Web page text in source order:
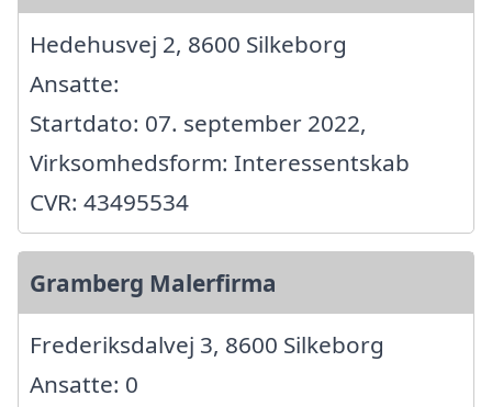
Hedehusvej 2, 8600 Silkeborg
Ansatte:
Startdato: 07. september 2022,
Virksomhedsform: Interessentskab
CVR: 43495534
Gramberg Malerfirma
Frederiksdalvej 3, 8600 Silkeborg
Ansatte: 0